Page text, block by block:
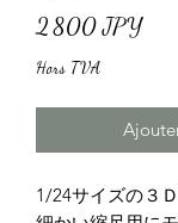
2 800 JPYPrix
Hors TVA
1/24サイズの３